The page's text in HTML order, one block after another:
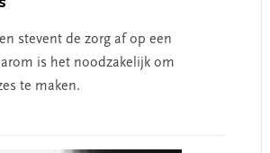
stevent de zorg af op een
is het noodzakelijk om
te maken.